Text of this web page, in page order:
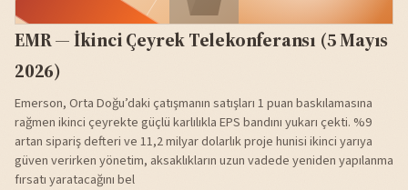
EMR — İkinci Çeyrek Telekonferansı (5 Mayıs
2026)
Emerson, Orta Doğu’daki çatışmanın satışları 1 puan baskılamasına
rağmen ikinci çeyrekte güçlü karlılıkla EPS bandını yukarı çekti. %9
artan sipariş defteri ve 11,2 milyar dolarlık proje hunisi ikinci yarıya
güven verirken yönetim, aksaklıkların uzun vadede yeniden yapılanma
fırsatı yaratacağını bel